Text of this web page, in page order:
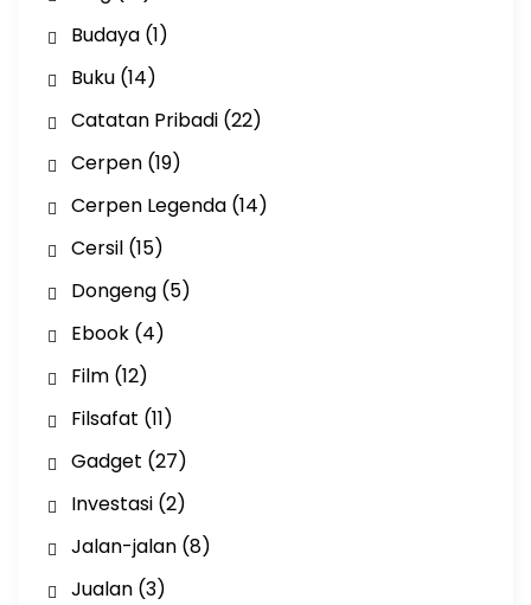
Budaya(1)
Buku(14)
Catatan Pribadi(22)
Cerpen(19)
Cerpen Legenda(14)
Cersil(15)
Dongeng(5)
Ebook(4)
Film(12)
Filsafat (11)
Gadget (27)
Investasi(2)
Jalan-jalan(8)
Jualan(3)